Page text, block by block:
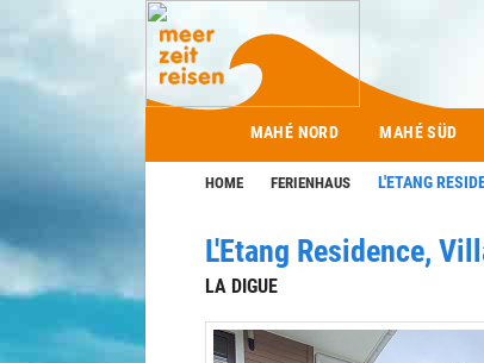
MAHÉ NORD MAHÉ SÜD
HOME FERIENHAUS L'ETANG
L'Etang Residence,
LA DIGUE